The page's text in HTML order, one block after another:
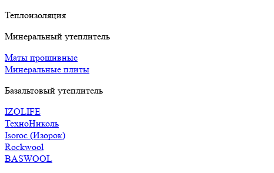
Теплоизоляция
Минеральный утеплитель
Маты прошивные
Минеральные плиты
Базальтовый утеплитель
IZOLIFE
ТехноНиколь
Isoroc (Изорок)
Rockwool
BASWOOL